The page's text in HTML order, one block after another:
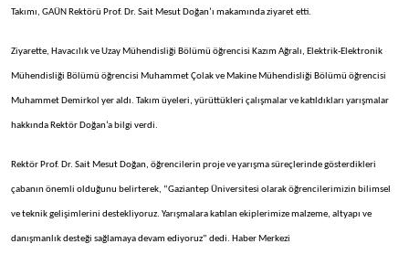
Takımı, GAÜN Rektörü Prof. Dr. Sait Mesut Doğan’ı makamında ziyaret etti.
Ziyarette, Havacılık ve Uzay Mühendisliği Bölümü öğrencisi Kazım Ağralı, Elektrik-Elektronik
Mühendisliği Bölümü öğrencisi Muhammet Çolak ve Makine Mühendisliği Bölümü öğrencisi
Muhammet Demirkol yer aldı. Takım üyeleri, yürüttükleri çalışmalar ve katıldıkları yarışmalar
hakkında Rektör Doğan’a bilgi verdi.
Rektör Prof. Dr. Sait Mesut Doğan, öğrencilerin proje ve yarışma süreçlerinde gösterdikleri
çabanın önemli olduğunu belirterek, “Gaziantep Üniversitesi olarak öğrencilerimizin bilimsel
ve teknik gelişimlerini destekliyoruz. Yarışmalara katılan ekiplerimize malzeme, altyapı ve
danışmanlık desteği sağlamaya devam ediyoruz” dedi. Haber Merkezi